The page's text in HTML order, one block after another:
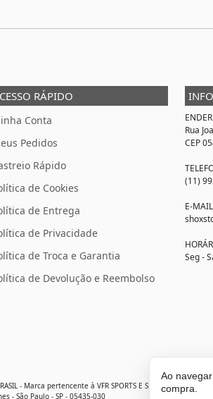
RÁPIDO
Conta
Pedidos
Rápido
de Cookies
de Entrega
de Privacidade
de Troca e Garantia
de Devolução e Reembolso
Rua
CEP
(11)
E-MAIL
Seg -
- Marca pertencente à VFR SPORTS E SERVICOS
- São Paulo - SP - 05435-030
Ao
compra.